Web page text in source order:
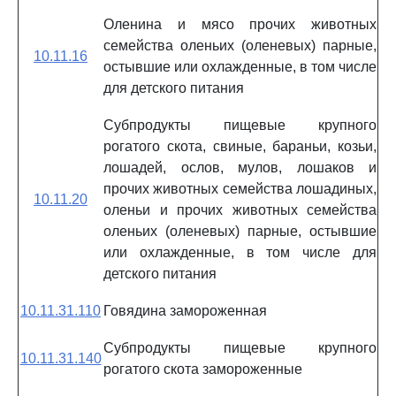
10.11.16
Оленина и мясо прочих животных
семейства оленьих (оленевых) парные,
остывшие или охлажденные, в том числе
для детского питания
10.11.20
Субпродукты пищевые крупного
рогатого скота, свиные, бараньи, козьи,
лошадей, ослов, мулов, лошаков и
прочих животных семейства лошадиных,
оленьи и прочих животных семейства
оленьих (оленевых) парные, остывшие
или охлажденные, в том числе для
детского питания
10.11.31.110 Говядина замороженная
10.11.31.140
Субпродукты пищевые крупного
рогатого скота замороженные